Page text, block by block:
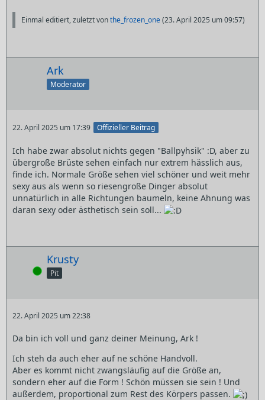
Einmal editiert, zuletzt vonthe_frozen_one(23. April 2025 um 09:57)
Ark
Moderator
22. April 2025 um 17:39 Offizieller Beitrag
Ich habe zwar absolut nichts gegen "Ballpyhsik" :D, aber zu
übergroße Brüste sehen einfach nur extrem hässlich aus,
finde ich. Normale Größe sehen viel schöner und weit mehr
sexy aus als wenn so riesengroße Dinger absolut
unnatürlich in alle Richtungen baumeln, keine Ahnung was
daran sexy oder ästhetisch sein soll...
Online
Krusty
Pit
22. April 2025 um 22:38
Da bin ich voll und ganz deiner Meinung, Ark !
Ich steh da auch eher auf ne schöne Handvoll.
Aber es kommt nicht zwangsläufig auf die Größe an,
sondern eher auf die Form ! Schön müssen sie sein ! Und
außerdem, proportional zum Rest des Körpers passen.